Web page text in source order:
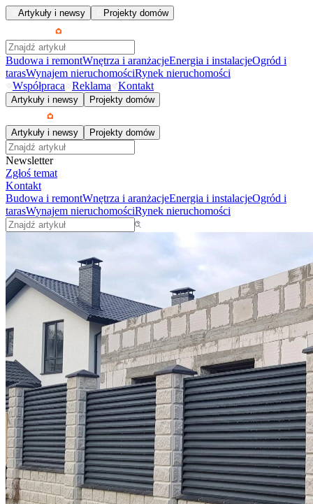
Artykuły i newsy Projekty domów
Budowa i remontWnętrza i aranżacjeEnergia i instalacjeOgród i
tarasWynajem nieruchomościRynek nieruchomości
Współpraca
Reklama Kontakt
Artykuły i newsy Projekty domów
Artykuły i newsy Projekty domów
Newsletter
Zgłoś temat
Kontakt
Budowa i remontWnętrza i aranżacjeEnergia i instalacjeOgród i
tarasWynajem nieruchomościRynek nieruchomości